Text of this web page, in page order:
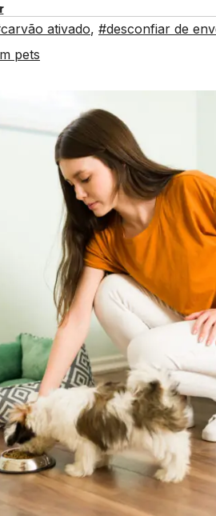
ativado, #desconfiar de
pets